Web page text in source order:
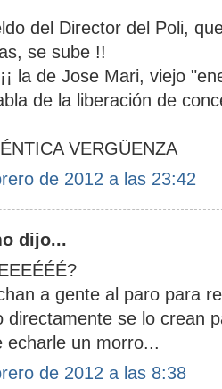
del Director del Poli,
se sube !!
la de Jose Mari, viejo
de la liberación de
VERGÜENZA
de 2012 a las 23:42
dijo...
a gente al paro para
directamente se lo crean
echarle un morro...
de 2012 a las 8:38